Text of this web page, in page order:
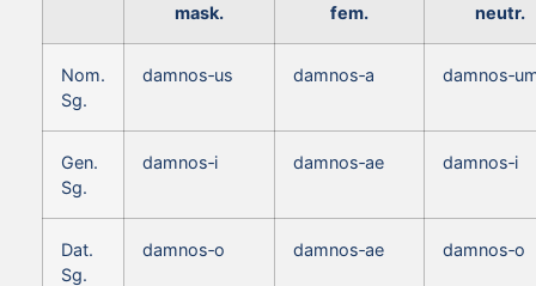
mask. fem. neutr.
Nom.
Sg.
damnos‑us damnos‑a
Gen.
Sg.
damnos‑i damnos‑ae damnos‑i
Dat.
Sg.
damnos‑o damnos‑ae damnos‑o